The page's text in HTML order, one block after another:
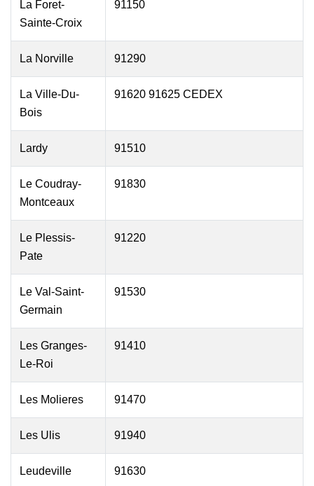
La Foret-
Sainte-Croix
91150
La Norville 91290
La Ville-Du-
Bois
91620 91625 CEDEX
Lardy 91510
Le Coudray-
Montceaux
91830
Le Plessis-
Pate
91220
Le Val-Saint-
Germain
91530
Les Granges-
Le-Roi
91410
Les Molieres 91470
Les Ulis 91940
Leudeville 91630